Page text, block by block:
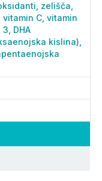
zelišča,
vitamin C, vitamin
DHA
kislina),